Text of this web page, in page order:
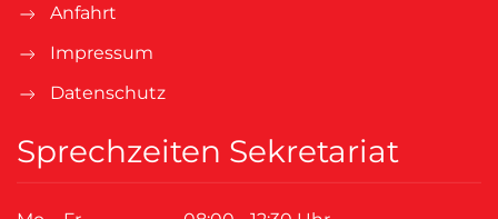
Anfahrt
Impressum
Datenschutz
Sprechzeiten Sekretariat